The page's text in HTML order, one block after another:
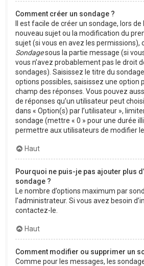
Comment créer un sondage ?
Il est facile de créer un sondage, lors de
nouveau sujet ou la modification du
sujet (si vous en avez les permissions),
Sondagesous la partie message (si
vous n’avez probablement pas le droit
sondages). Saisissez le titre du
options possibles, saisissez une option
champ des réponses. Vous pouvez
de réponses qu’un utilisateur peut
dans « Option(s) par l’utilisateur »,
sondage (mettre « 0 » pour une durée
permettre aux utilisateurs de modifier
Haut
Pourquoi ne puis-je pas ajouter plus
sondage ?
Le nombre d’options maximum par
l’administrateur. Si vous avez besoin
contactez-le.
Haut
Comment modifier ou supprimer un
Comme pour les messages, les